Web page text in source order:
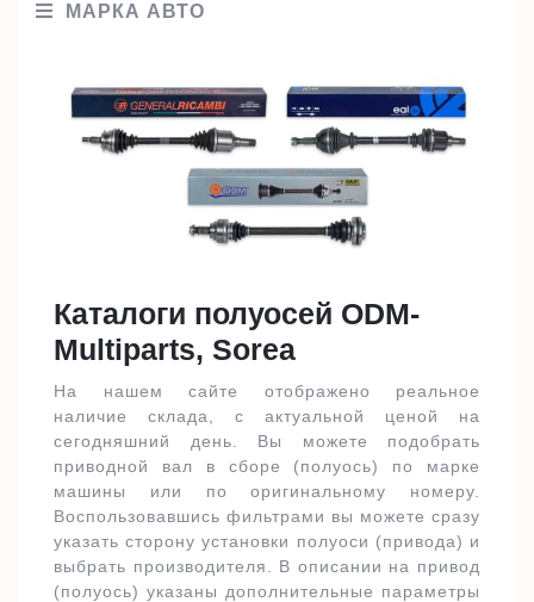
МАРКА АВТО
Каталоги полуосей ODM-
Multiparts, Sorea
На нашем сайте отображено реальное
наличие склада, с актуальной ценой на
сегодняшний день. Вы можете подобрать
приводной вал в сборе (полуось) по марке
машины или по оригинальному номеру.
Воспользовавшись фильтрами вы можете сразу
указать сторону установки полуоси (привода) и
выбрать производителя. В описании на привод
(полуось) указаны дополнительные параметры